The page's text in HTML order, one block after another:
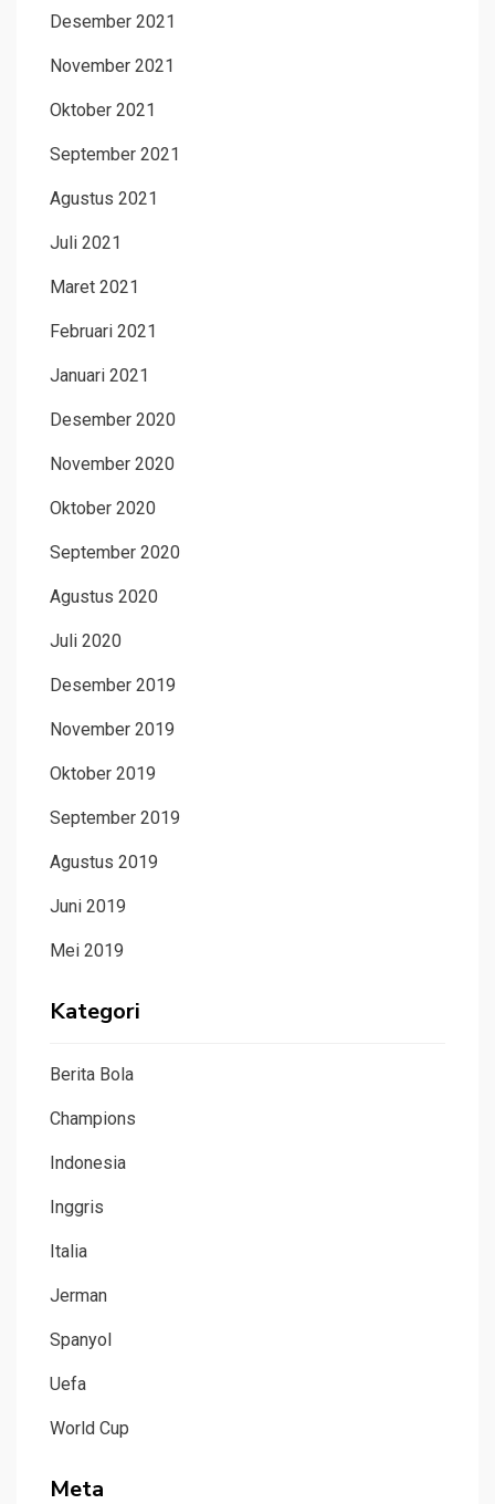
Desember 2021
November 2021
Oktober 2021
September 2021
Agustus 2021
Juli 2021
Maret 2021
Februari 2021
Januari 2021
Desember 2020
November 2020
Oktober 2020
September 2020
Agustus 2020
Juli 2020
Desember 2019
November 2019
Oktober 2019
September 2019
Agustus 2019
Juni 2019
Mei 2019
Kategori
Berita Bola
Champions
Indonesia
Inggris
Italia
Jerman
Spanyol
Uefa
World Cup
Meta